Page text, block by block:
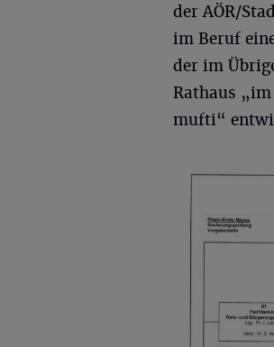
der AÖR/
im Beruf
der im
Rathaus
mufti“